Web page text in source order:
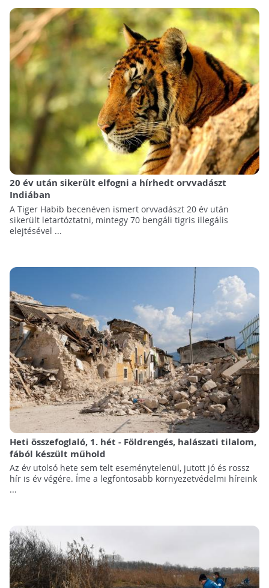
20 év után sikerült elfogni a hírhedt orvvadászt
Indiában
A Tiger Habib becenéven ismert orvvadászt 20 év után
sikerült letartóztatni, mintegy 70 bengáli tigris illegális
elejtésével ...
Heti összefoglaló, 1. hét - Földrengés, halászati tilalom,
fából készült műhold
Az év utolsó hete sem telt eseménytelenül, jutott jó és rossz
hír is év végére. Íme a legfontosabb környezetvédelmi híreink
...